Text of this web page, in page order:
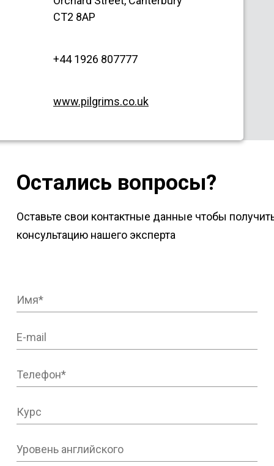
CT2 8AP
+44 1926 807777
www.pilgrims.co.uk
Остались вопросы?
Оставьте свои контактные данные чтобы
консультацию нашего эксперта